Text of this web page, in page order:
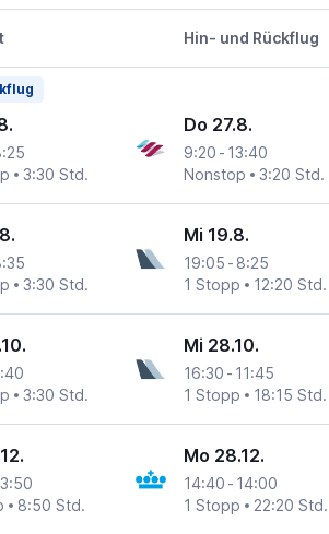
Hin- und Rückflug
3:30 Std.
Do 27.8.
9:20 - 13:40
Nonstop
3:20 Std.
3:30 Std.
Mi 19.8.
19:05 - 8:25
1 Stopp
12:20 Std.
3:30 Std.
Mi 28.10.
16:30 - 11:45
1 Stopp
18:15 Std.
8:50 Std.
Mo 28.12.
14:40 - 14:00
1 Stopp
22:20 Std.